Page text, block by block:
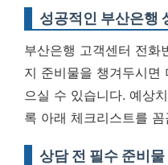
성공적인 부산은행
부산은행 고객센터 전화
지 준비물을 챙겨두시면
으실 수 있습니다. 예상
록 아래 체크리스트를
상담 전 필수 준비물